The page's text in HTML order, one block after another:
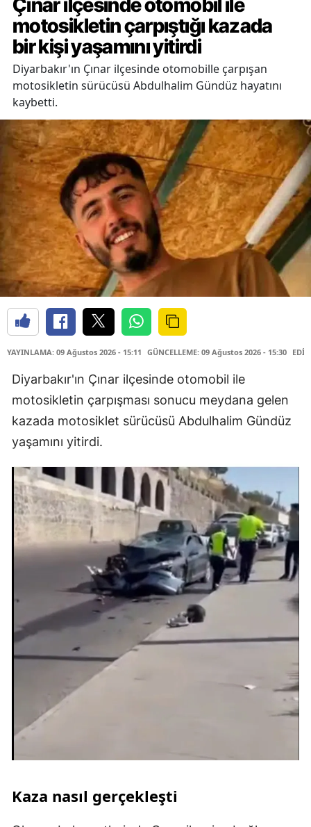
motosikletin çarpıştığı kazada
bir kişi yaşamını yitirdi
Diyarbakır'ın Çınar ilçesinde otomobille çarpışan
motosikletin sürücüsü Abdulhalim Gündüz hayatını
kaybetti.
YAYINLAMA: 09 Ağustos 2026 - 15:11 GÜNCELLEME: 09 Ağustos 2026 - 15:30
Diyarbakır'ın Çınar ilçesinde otomobil ile
motosikletin çarpışması sonucu meydana gelen
kazada motosiklet sürücüsü Abdulhalim Gündüz
yaşamını yitirdi.
Kaza nasıl gerçekleşti